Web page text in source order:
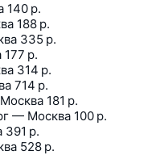
140 р.
188 р.
335 р.
177 р.
314 р.
714 р.
181 р.
— Москва 100 р.
391 р.
528 р.